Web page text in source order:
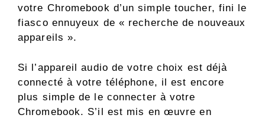
votre Chromebook d’un simple toucher, fini le
fiasco ennuyeux de « recherche de nouveaux
appareils ».
Si l’appareil audio de votre choix est déjà
connecté à votre téléphone, il est encore
plus simple de le connecter à votre
Chromebook. S’il est mis en œuvre en